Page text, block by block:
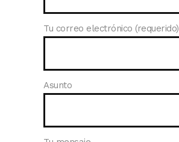
Tu correo electrónico (requerido)
Asunto